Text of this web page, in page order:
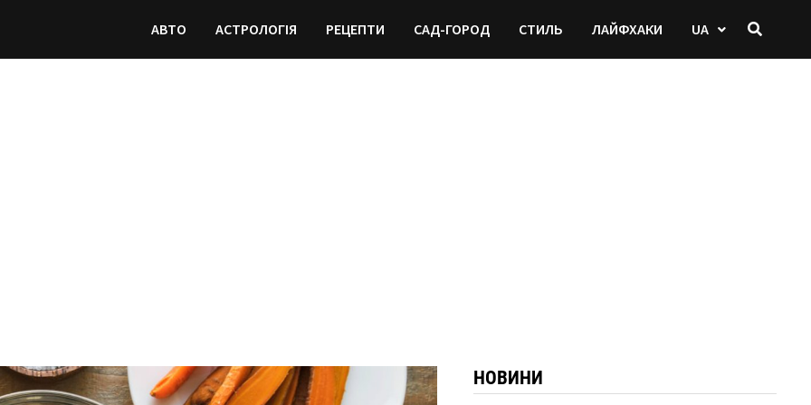
АВТО АСТРОЛОГІЯ РЕЦЕПТИ САД-ГОРОД СТИЛЬ ЛАЙФХАКИ UA
НОВИНИ